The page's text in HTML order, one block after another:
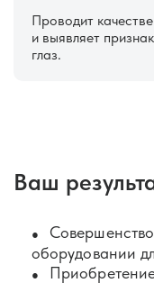
Проводит
и выявляет
глаз.
Ваш
оборудовании